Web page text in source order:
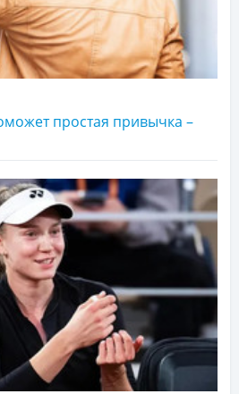
простая привычка –